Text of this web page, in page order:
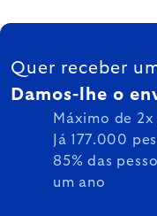
FOOTER
Quer receber
Damos-lhe o
Máximo de
Já 177.000
85% das
um ano